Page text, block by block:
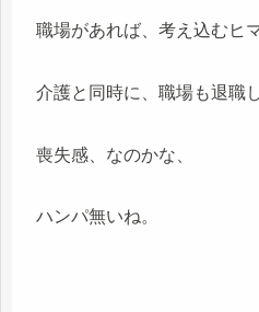
職場があれば、考え込むヒ
介護と同時に、職場も退職し
喪失感、なのかな、
ハンパ無いね。